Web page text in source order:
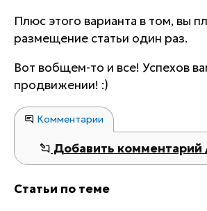
Плюс этого варианта в том, вы
размещение статьи один раз.
Вот вобщем-то и все! Успехов
продвижении! :)
Комментарии
Добавить комментарий
Статьи по теме